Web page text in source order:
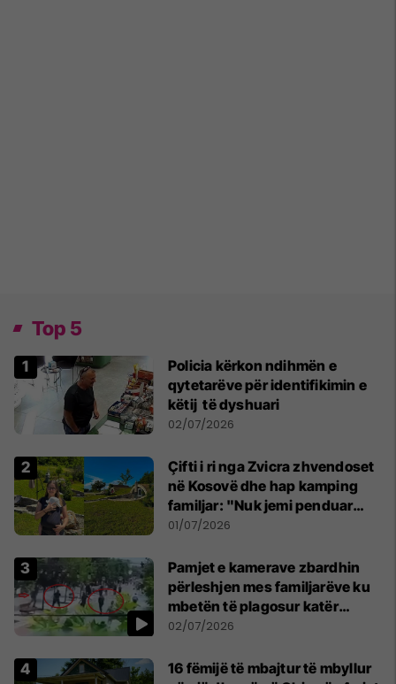
Top 5
Policia kërkon ndihmën e
qytetarëve për identifikimin e
këtij të dyshuari
02/07/2026
Çifti i ri nga Zvicra zhvendoset
në Kosovë dhe hap kamping
familjar: "Nuk jemi penduar
asnjë ditë"
01/07/2026
Pamjet e kamerave zbardhin
përleshjen mes familjarëve ku
mbetën të plagosur katër
persona
02/07/2026
16 fëmijë të mbajtur të mbyllur